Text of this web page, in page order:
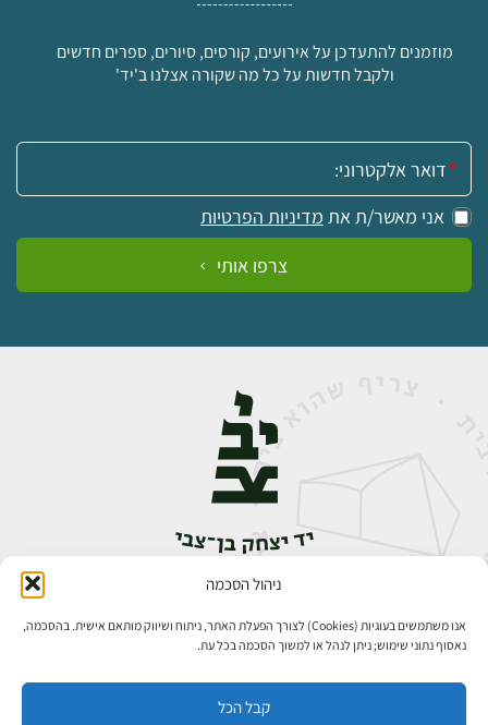
ניהול הסכמה
אנו משתמשים בעוגיות (Cookies) לצורך הפעלת האתר, ניתוח ושיווק מותאם אישית. בהסכמה,
נאסוף נתוני שימוש; ניתן לנהל או למשוך הסכמה בכל עת.
קבל הכל
מוזמנים להתעדכן על אירועים, קורסים, סיורים, ספרים חדשים
ולקבל חדשות על כל מה שקורה אצלנו ב'יד'
אימייל:
אני מאשר/ת את מדיניות הפרטיות
צרפו אותי
אבן גבירול 14, רחביה, ירושלים